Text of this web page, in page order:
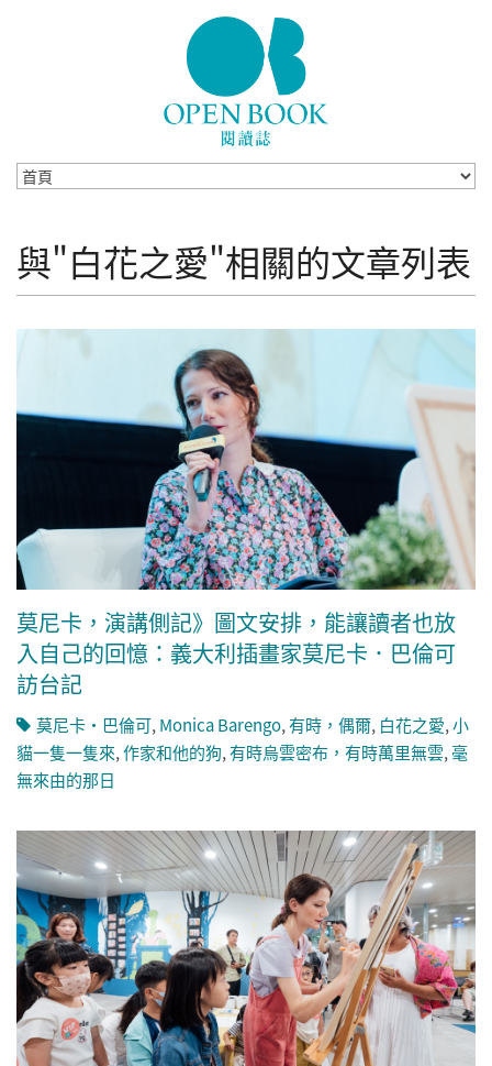
與"白花之愛"相關的文章列表
莫尼卡，演講側記》圖文安排，能讓讀者也放
入自己的回憶：義大利插畫家莫尼卡．巴倫可
訪台記
莫尼卡・巴倫可,Monica Barengo,有時，偶爾, 白花之愛,小
貓一隻一隻來,作家和他的狗,有時烏雲密布，有時萬里無雲,毫
無來由的那日